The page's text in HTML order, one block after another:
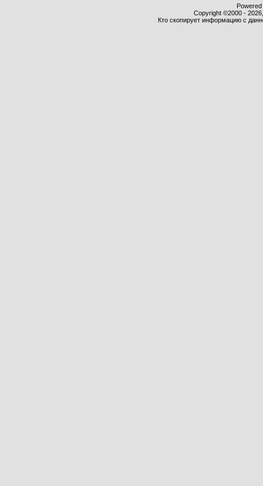
Copyright ©2000 -
Кто скопирует информацию с